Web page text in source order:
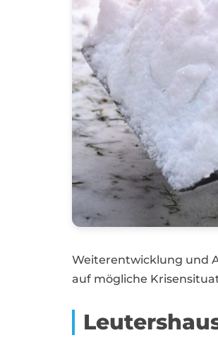
Weiterentwicklung und
auf mögliche